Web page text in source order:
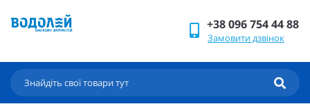
+38 096 754 44 88
Замовити дзвінок